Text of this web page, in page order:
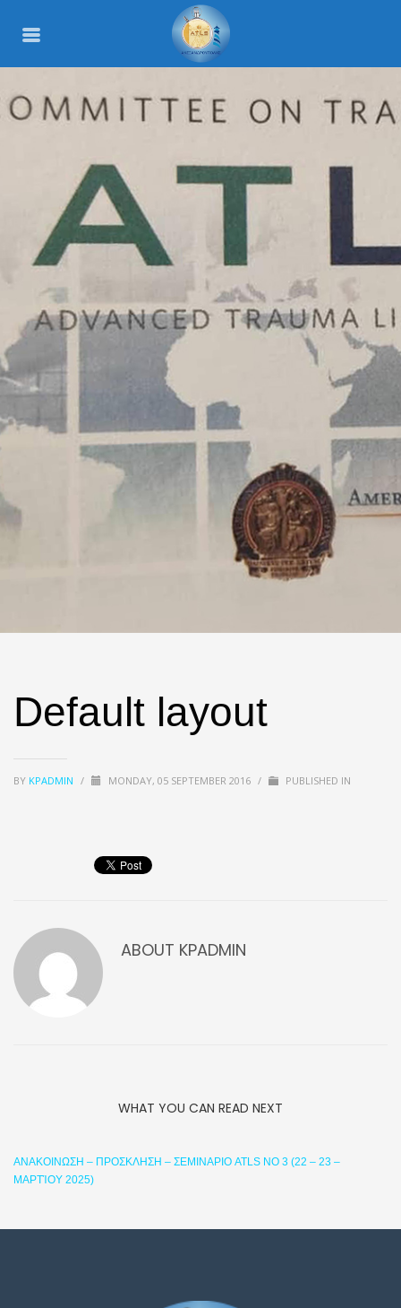
Default layout
BY KPADMIN / MONDAY, 05 SEPTEMBER 2016 / PUBLISHED IN
ABOUT KPADMIN
WHAT YOU CAN READ NEXT
ΑΝΑΚΟΙΝΩΣΗ – ΠΡΟΣΚΛΗΣΗ – ΣΕΜΙΝΑΡΙΟ ATLS ΝΟ 3 (22 – 23 –
ΜΑΡΤΊΟΥ 2025)